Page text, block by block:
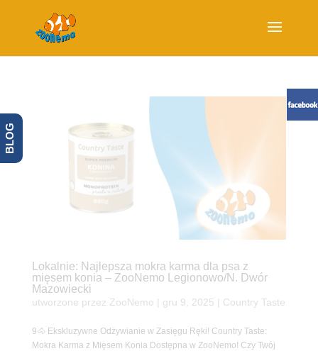
Lokalnie: Najlepsza mokra karma dla psa z
mięsem konia – ZooNemo Legionowo/N. Dwór
Mazowiecki
utworzone przez ZooNemo gru 9, 2025 Country Taste
9🐴 Ekskluzywne Odżywianie w Zasięgu Ręki! Country Taste:
Mokra Karma z Mięsem Konia Dostępna w ZooNemo! Czy Twój
BLOG